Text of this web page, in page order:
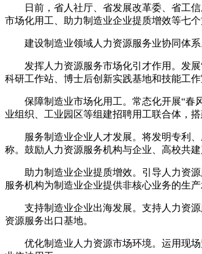
日前，省人社厅、省发展改革委、省工
市场化用工、助力制造业企业提质增效等七
建设制造业领域人力资源服务业协同体
发挥人力资源服务市场化引才作用。发
科研工作站、博士后创新实践基地和技能工
保障制造业市场化用工。常态化开展“春
业组织、工业园区等组建招聘用工联合体，
服务制造业企业人才发展。将发明专利
称。鼓励人力资源服务机构与企业、高校共
助力制造业企业提质增效。引导人力资
服务机构为制造业企业提供非核心业务的生
支持制造业企业出海发展。支持人力资
资源服务出口基地。
优化制造业人力资源市场环境。运用现